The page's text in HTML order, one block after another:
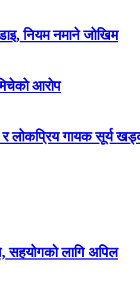
नियम नमाने जोखिम
आरोप
लोकप्रिय गायक सूर्य
सहयोगको लागि अपिल